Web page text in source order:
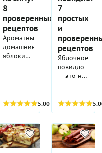
(10)
8
проверенных
рецептов
Ароматные
домашние
яблоки
сушки и,
компотов
на зиму.
Предлагаем
5.00 (3)
7
простых
и
рецептов
Яблочное
повидло
— это не
десерт,
но и
начинка
для
булочек,